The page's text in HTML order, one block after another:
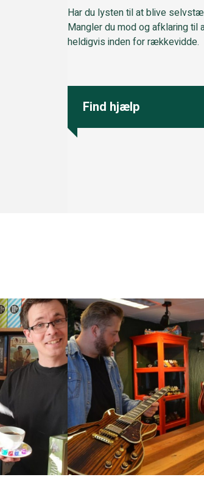
Har du lysten til at blive
Mangler du mod og afklaring
heldigvis inden for rækkevidde.
Find hjælp